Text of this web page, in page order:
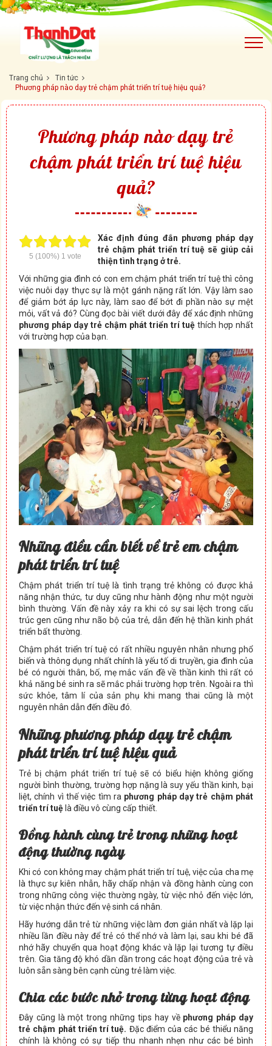
Trang chủ
Tin tức
Phương pháp nào dạy trẻ chậm phát triển trí tuệ hiệu quả?
Phương pháp nào dạy trẻ
chậm phát triển trí tuệ hiệu
quả?
5 (100%) 1 vote
Xác định đúng đắn phương pháp dạy
trẻ chậm phát triển trí tuệ sẽ giúp cải
thiện tình trạng ở trẻ.
Với những gia đình có con em chậm phát triển trí tuệ thì công
việc nuôi dạy thực sự là một gánh nặng rất lớn. Vậy làm sao
để giảm bớt áp lực này, làm sao để bớt đi phần nào sự mệt
mỏi, vất vả đó? Cùng đọc bài viết dưới đây để xác định những
phương pháp dạy trẻ chậm phát triển trí tuệ thích hợp nhất
với trường hợp của bạn.
Những điều cần biết vềtrẻem chậm
phát triển trí tuệ
Chậm phát triển trí tuệ là tình trạng trẻ không có được khả
năng nhận thức, tư duy cũng như hành động như một người
bình thường. Vấn đề này xảy ra khi có sự sai lệch trong cấu
trúc gen cũng như não bộ của trẻ, dẫn đến hệ thần kinh phát
triển bất thường.
Chậm phát triển trí tuệ có rất nhiều nguyên nhân nhưng phổ
biến và thông dụng nhất chính là yếu tố di truyền, gia đình của
bé có người thân, bố, mẹ mắc vấn đề về thần kinh thì rất có
khả năng bé sinh ra sẽ mắc phải trường hợp trên. Ngoài ra thì
sức khỏe, tâm lí của sản phụ khi mang thai cũng là một
nguyên nhân dẫn đến điều đó.
Những phương pháp dạy trẻchậm
phát triển trí tuệhiệu quả
Trẻ bị chậm phát triển trí tuệ sẽ có biểu hiện không giống
người bình thường, trường hợp nặng là suy yếu thần kinh, bại
liệt, chính vì thế việc tìm ra phương pháp dạy trẻ chậm phát
triển trí tuệlà điều vô cùng cấp thiết.
Đồng hành cùng trẻtrong những hoạt
động thường ngày
Khi có con không may chậm phát triển trí tuệ, việc của cha mẹ
là thực sự kiên nhẫn, hãy chấp nhận và đồng hành cùng con
trong những công việc thường ngày, từ việc nhỏ đến việc lớn,
từ việc nhận thức đến vệ sinh cá nhân.
Hãy hướng dẫn trẻ từ những việc làm đơn giản nhất và lặp lại
nhiều lần điều này để trẻ có thể nhớ và làm lại, sau khi bé đã
nhớ hãy chuyển qua hoạt động khác và lặp lại tương tự điều
trên. Gia tăng độ khó dần dần trong các hoạt động của trẻ và
luôn sẵn sàng bên cạnh cùng trẻ làm việc.
Chia các bước nhỏtrong từng hoạt động
Đây cũng là một trong những tips hay về phương pháp dạy
trẻ chậm phát triển trí tuệ. Đặc điểm của các bé thiểu năng
chính là không có sự tiếp thu nhanh nhẹn như các bé bình